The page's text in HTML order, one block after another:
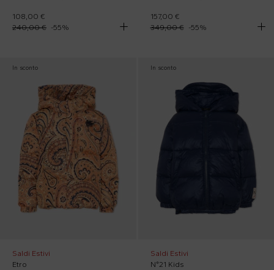
108,00 €
240,00 € -55%
157,00 €
349,00 €
-55%
In sconto
Saldi Estivi
Etro
In sconto
Saldi Estivi
N°21 Kids